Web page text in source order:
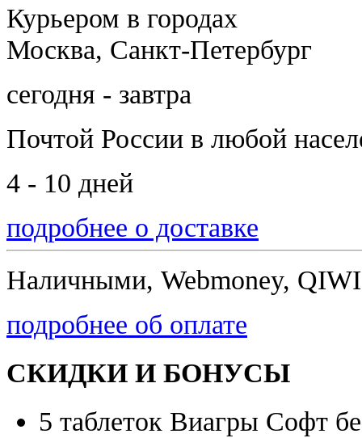
Курьером в городах
Москва, Санкт-Петербург
сегодня - завтра
Почтой России в любой
4 - 10 дней
подробнее о доставке
Наличными, Webmoney,
подробнее об оплате
СКИДКИ И БОНУСЫ
5 таблеток Виагры Софт